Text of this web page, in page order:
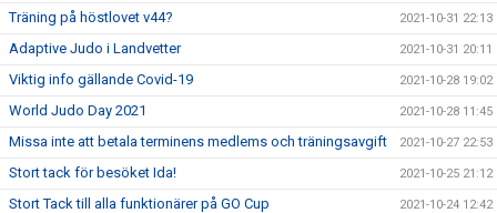
Träning på höstlovet v44? 2021-10-31 22:13
Adaptive Judo i Landvetter 2021-10-31 20:11
Viktig info gällande Covid-19 2021-10-28 19:02
World Judo Day 2021 2021-10-28 11:45
Missa inte att betala terminens medlems och träningsavgift 2021-10-27 22:53
Stort tack för besöket Ida! 2021-10-25 21:12
Stort Tack till alla funktionärer på GO Cup 2021-10-24 12:42